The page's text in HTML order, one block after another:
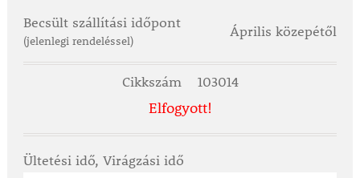
Becsült szállítási időpont
(jelenlegi rendeléssel)
Április közepétől
Cikkszám 103014
Elfogyott!
Ültetési idő, Virágzási idő